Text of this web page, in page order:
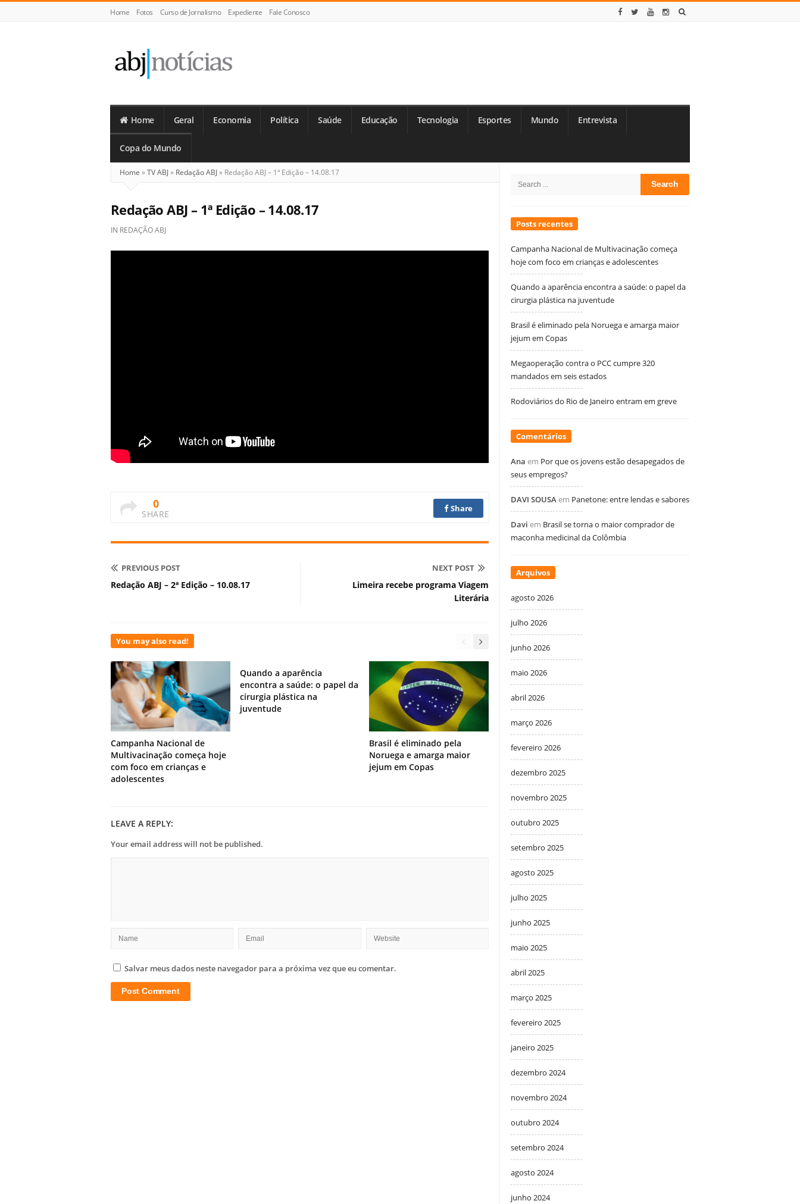
Home Fotos Curso de Jornalismo Expediente Fale Conosco
Notícias
Home Geral Economia Política Saúde Educação Tecnologia Esportes Mundo Entrevista
Copa do Mundo
Home »TV ABJ » Redação ABJ » Redação ABJ – 1ª Edição – 14.08.17
Redação ABJ – 1ª Edição – 14.08.17
IN REDAÇÃO ABJ
0
SHARE
Share
PREVIOUS POST
Redação ABJ – 2ª Edição – 10.08.17
NEXT POST
Limeira recebe programa Viagem
Literária
You may also read!
Campanha Nacional de
Multivacinação começa hoje
com foco em crianças e
adolescentes
Quando a aparência
encontra a saúde: o papel da
cirurgia plástica na
juventude
Brasil é eliminado pela
Noruega e amarga maior
jejum em Copas
LEAVE A REPLY:
Your email address will not be published.
Salvar meus dados neste navegador para a próxima vez que eu comentar.
Sidebar
Search
Posts recentes
Campanha Nacional de Multivacinação começa
hoje com foco em crianças e adolescentes
Quando a aparência encontra a saúde: o papel da
cirurgia plástica na juventude
Brasil é eliminado pela Noruega e amarga maior
jejum em Copas
Megaoperação contra o PCC cumpre 320
mandados em seis estados
Rodoviários do Rio de Janeiro entram em greve
Comentários
Ana em Por que os jovens estão desapegados de
seus empregos?
DAVI SOUSAem Panetone: entre lendas e sabores
Davi em Brasil se torna o maior comprador de
maconha medicinal da Colômbia
Arquivos
agosto 2026
julho 2026
junho 2026
maio 2026
abril 2026
março 2026
fevereiro 2026
dezembro 2025
novembro 2025
outubro 2025
setembro 2025
agosto 2025
julho 2025
junho 2025
maio 2025
abril 2025
março 2025
fevereiro 2025
janeiro 2025
dezembro 2024
novembro 2024
outubro 2024
setembro 2024
agosto 2024
junho 2024